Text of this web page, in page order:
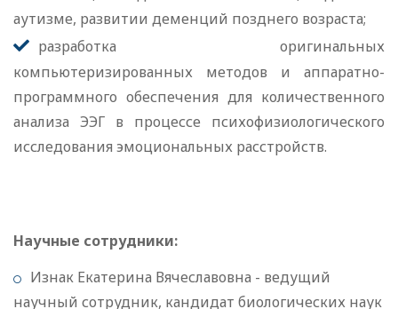
аутизме, развитии деменций позднего возраста;
разработка оригинальных
компьютеризированных методов и аппаратно-
программного обеспечения для количественного
анализа ЭЭГ в процессе психофизиологического
исследования эмоциональных расстройств.
Научные сотрудники:
Изнак Екатерина Вячеславовна - ведущий
научный сотрудник, кандидат биологических наук